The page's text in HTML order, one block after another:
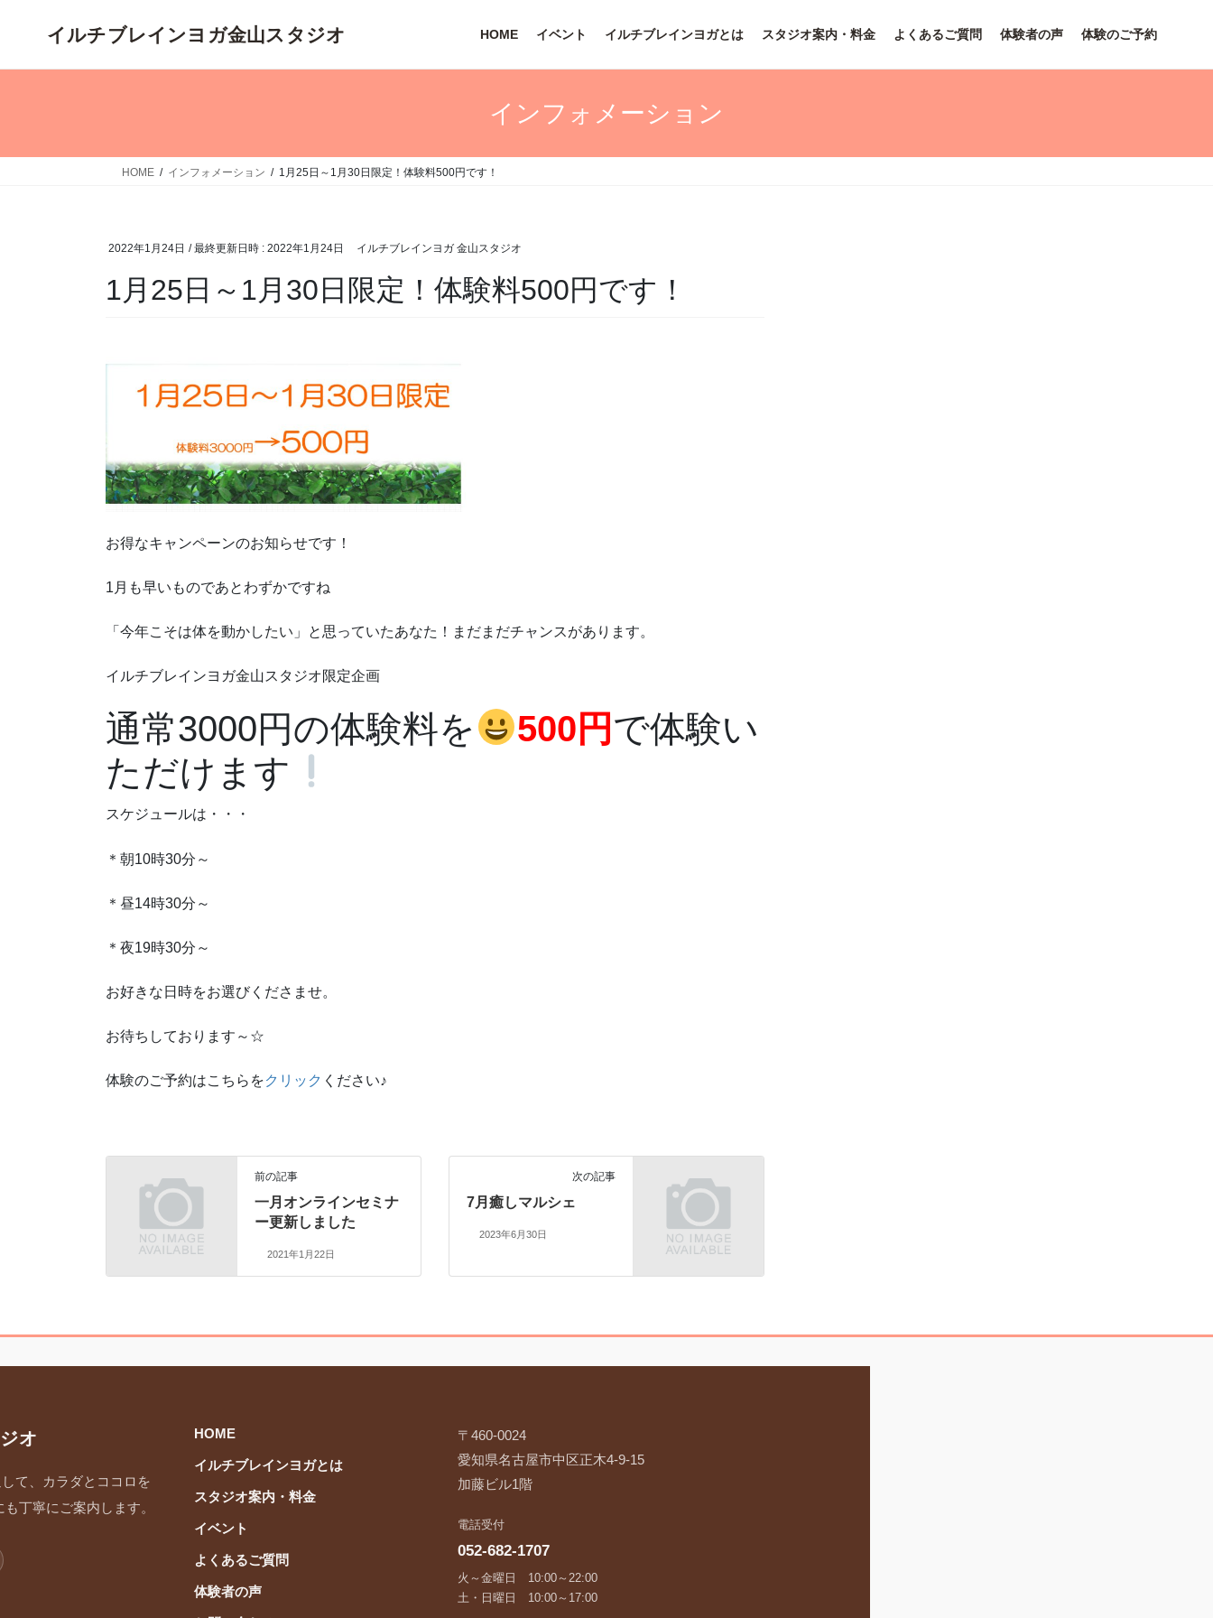
ン
キ
ー
に
HOME イベント イルチブレインヨガとは スタジオ案内・料金 よくあるご質問 体験者の声 体験のご予約
インフォメーション
HOME インフォメーション 1月25日～1月30日限定！体験料500円です！
2022年1月24日 / 最終更新日時 : 2022年1月24日 イルチブレインヨガ 金山スタジオ
1月25日～1月30日限定！体験料500円です！
お得なキャンペーンのお知らせです！
1月も早いものであとわずかですね
「今年こそは体を動かしたい」と思っていたあなた！まだまだチャンスがあります。
イルチブレインヨガ金山スタジオ限定企画
通常3000円の体験料を 500円 で体験い
ただけます
スケジュールは・・・
＊朝10時30分～
＊昼14時30分～
＊夜19時30分～
お好きな日時をお選びくださませ。
お待ちしております～☆
体験のご予約はこちらをクリック ください♪
前の記事
一月オンラインセミナ
ー更新しました
2021年1月22日
次の記事
7月癒しマルシェ
2023年6月30日
オ
て、カラダとココロを
丁寧にご案内します。
HOME
イルチブレインヨガとは
スタジオ案内・料金
イベント
よくあるご質問
体験者の声
〒460-0024
愛知県名古屋市中区正木4-9-15
加藤ビル1階
電話受付
052-682-1707
火～金曜日 10:00～22:00
土・日曜日 10:00～17:00